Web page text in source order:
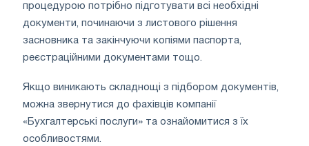
процедурою потрібно підготувати всі необхідні
документи, починаючи з листового рішення
засновника та закінчуючи копіями паспорта,
реєстраційними документами тощо.
Якщо виникають складнощі з підбором документів,
можна звернутися до фахівців компанії
«Бухгалтерські послуги» та ознайомитися з їх
особливостями.